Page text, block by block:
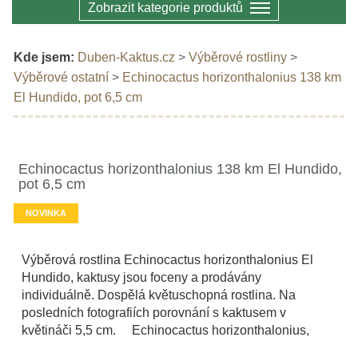
Zobrazit kategorie produktů
Kde jsem: Duben-Kaktus.cz > Výběrové rostliny >
Výběrové ostatní > Echinocactus horizonthalonius 138 km
El Hundido, pot 6,5 cm
Echinocactus horizonthalonius 138 km El Hundido,
pot 6,5 cm
NOVINKA
Výběrová rostlina Echinocactus horizonthalonius El
Hundido, kaktusy jsou foceny a prodávány
individuálně. Dospělá květuschopná rostlina. Na
posledních fotografiích porovnání s kaktusem v
květináči 5,5 cm. Echinocactus horizonthalonius,